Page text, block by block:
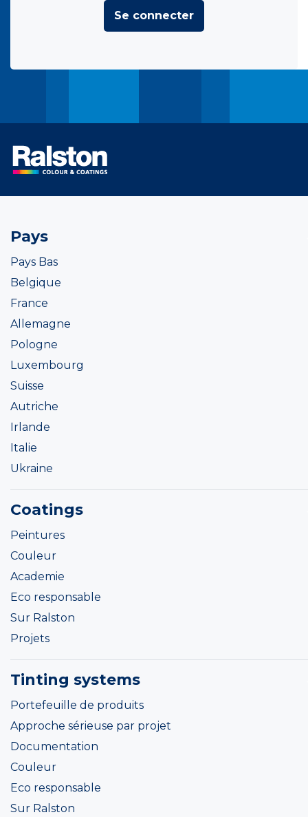
Se connecter
Pays
Pays Bas
Belgique
France
Allemagne
Pologne
Luxembourg
Suisse
Autriche
Irlande
Italie
Ukraine
Coatings
Peintures
Couleur
Academie
Eco responsable
Sur Ralston
Projets
Tinting systems
Portefeuille de produits
Approche sérieuse par projet
Documentation
Couleur
Eco responsable
Sur Ralston